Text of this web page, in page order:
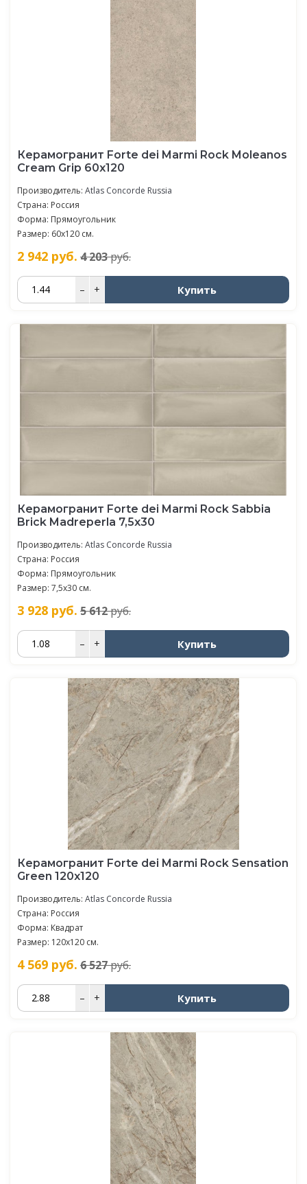
Керамогранит Forte dei Marmi Rock Moleanos
Cream Grip 60x120
Производитель: Atlas Concorde Russia
Страна: Россия
Форма: Прямоугольник
Размер: 60x120 см.
2 942 руб. 4 203руб.
– + Купить
Керамогранит Forte dei Marmi Rock Sabbia
Brick Madreperla 7,5x30
Производитель: Atlas Concorde Russia
Страна: Россия
Форма: Прямоугольник
Размер: 7,5x30 см.
3 928 руб. 5 612руб.
– + Купить
Керамогранит Forte dei Marmi Rock Sensation
Green 120x120
Производитель: Atlas Concorde Russia
Страна: Россия
Форма: Квадрат
Размер: 120x120 см.
4 569 руб. 6 527руб.
– + Купить